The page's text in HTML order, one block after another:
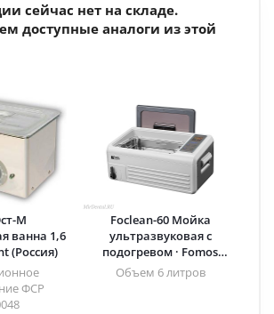
сейчас нет на складе.
доступные аналоги из этой
М
ванна 1,6
(Россия)
ФСР
Foclean-60 Мойка
ультразвуковая с
подогревом · Fomos
(Китай)
Объем 6 литров